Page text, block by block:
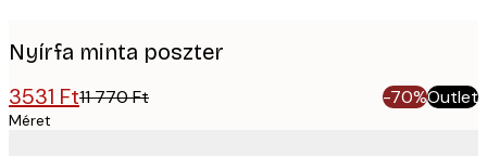
Nyírfa minta poszter
3531 Ft11 770 Ft -70%Outlet
Méret